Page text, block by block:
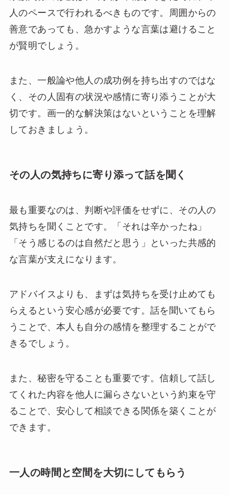
人のペースで行われるべきものです。周囲からの
善意であっても、急かすような言葉は避けること
が賢明でしょう。
また、一般論や他人の成功例を持ち出すのではな
く、その人固有の状況や感情に寄り添うことが大
切です。画一的な解決策はないということを理解
しておきましょう。
その人の気持ちに寄り添って話を聞く
最も重要なのは、判断や評価をせずに、その人の
気持ちを聞くことです。「それは辛かったね」
「そう感じるのは自然だと思う」といった共感的
な言葉が支えになります。
アドバイスよりも、まずは気持ちを受け止めても
らえるという安心感が必要です。話を聞いてもら
うことで、本人も自分の感情を整理することがで
きるでしょう。
また、秘密を守ることも重要です。信頼して話し
てくれた内容を他人に漏らさないという約束を守
ることで、安心して相談できる関係を築くことが
できます。
一人の時間と空間を大切にしてもらう